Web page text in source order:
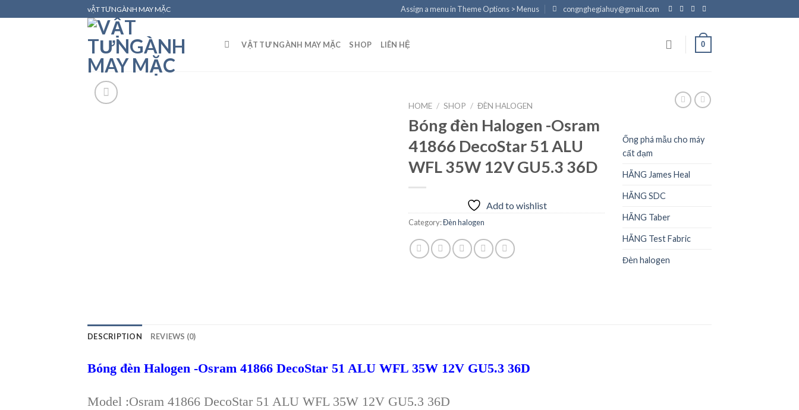
to
vẬT TƯNGÀNH MAY MẶC Assign a menu in Theme Options > Menus congnghegiahuy@gmail.com
VẬT TƯ NGÀNH MAY MẶC SHOP LIÊN HỆ 0
HOME / SHOP / ĐÈN HALOGEN
Bóng đèn Halogen -Osram
41866 DecoStar 51 ALU
WFL 35W 12V GU5.3 36D
Add to wishlist
Category:Đèn halogen
Ống phá mẫu cho máy
cất đạm
HÃNG James Heal
HÃNG SDC
HÃNG Taber
HÃNG Test Fabric
Đèn halogen
DESCRIPTION REVIEWS (0)
Bóng đèn Halogen -Osram 41866 DecoStar 51 ALU WFL 35W 12V GU5.3 36D
Model :Osram 41866 DecoStar 51 ALU WFL 35W 12V GU5.3 36D